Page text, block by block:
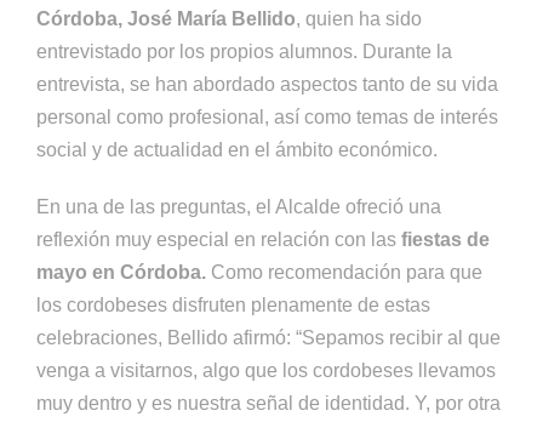
Córdoba, José María Bellido, quien ha sido
entrevistado por los propios alumnos. Durante la
entrevista, se han abordado aspectos tanto de su vida
personal como profesional, así como temas de interés
social y de actualidad en el ámbito económico.
En una de las preguntas, el Alcalde ofreció una
reflexión muy especial en relación con las fiestas de
mayo en Córdoba. Como recomendación para que
los cordobeses disfruten plenamente de estas
celebraciones, Bellido afirmó: “Sepamos recibir al que
venga a visitarnos, algo que los cordobeses llevamos
muy dentro y es nuestra señal de identidad. Y, por otra